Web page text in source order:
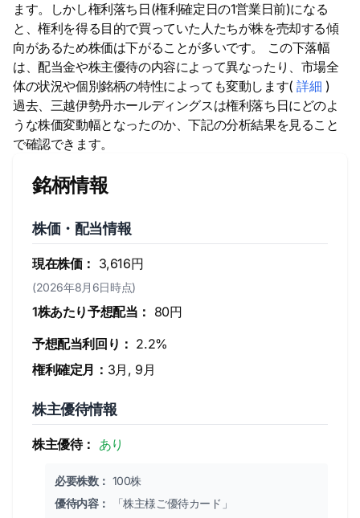
ます。しかし権利落ち日(権利確定日の1営業日前)になる
と、権利を得る目的で買っていた人たちが株を売却する傾
向があるため株価は下がることが多いです。 この下落幅
は、配当金や株主優待の内容によって異なったり、市場全
体の状況や個別銘柄の特性によっても変動します(詳細 )
過去、三越伊勢丹ホールディングスは権利落ち日にどのよ
うな株価変動幅となったのか、下記の分析結果を見ること
で確認できます。
銘柄情報
株価・配当情報
現在株価： 3,616円
(2026年8月6日時点)
1株あたり予想配当： 80円
予想配当利回り： 2.2%
権利確定月： 3月, 9月
株主優待情報
株主優待： あり
必要株数： 100株
優待内容：
「株主様ご優待カード」